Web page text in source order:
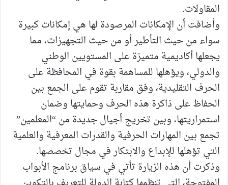
المقاولات.
وأضافت أن الإمكانات المرصودة لها هي إمكانات كبيرة
سواء من حيث التأطير أو من حيث التجهيزات، مما
يجعلها أكاديمية متميزة على المستويين الوطني
والدولي، ويؤهلها للمساهمة بقوة في المحافظة على
الحرف التقليدية، وفق مقاربة تقوم على الجمع بين
الحفاظ على ذاكرة هذه الحرف وحمايتها وضمان
استمراريتها، وبين تخريج أجيال جديدة من “المعلمين”
تجمع بين المهارات الحرفية والقدرات المعرفية والعلمية
التي تؤهلها للإبداع والابتكار في مجال تخصصها.
وذكرت أن هذه الزيارة تأتي في سياق برنامج الأبواب